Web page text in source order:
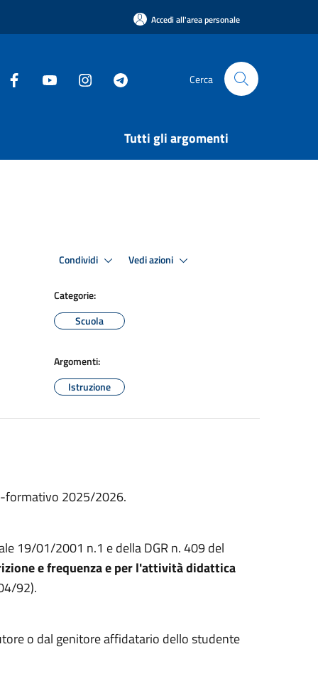
Accedi all'area personale
Cerca
Tutti gli argomenti
Condividi Vedi azioni
Categorie:
Scuola
Argomenti:
Istruzione
formativo 2025/2026.
19/01/2001 n.1 e della DGR n. 409 del
e frequenza e per l'attività didattica
92).
o dal genitore affidatario dello studente